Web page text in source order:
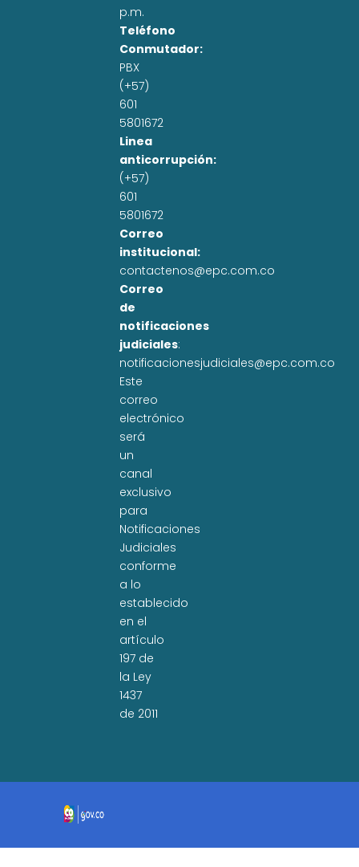
p.m.
Teléfono
Conmutador:
PBX
(+57)
601
5801672
Linea
anticorrupción:
(+57)
601
5801672
Correo
institucional:
contactenos@epc.com.co
Correo
de
notificaciones
judiciales:
notificacionesjudiciales@epc.com.co
Este
correo
electrónico
será
un
canal
exclusivo
para
Notificaciones
Judiciales
conforme
a lo
establecido
en el
artículo
197 de
la Ley
1437
de 2011